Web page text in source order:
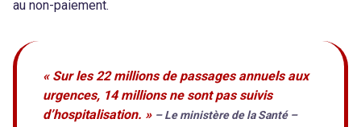
au non-paiement.
« Sur les 22 millions de passages annuels aux
urgences, 14 millions ne sont pas suivis
d’hospitalisation. » – Le ministère de la Santé –